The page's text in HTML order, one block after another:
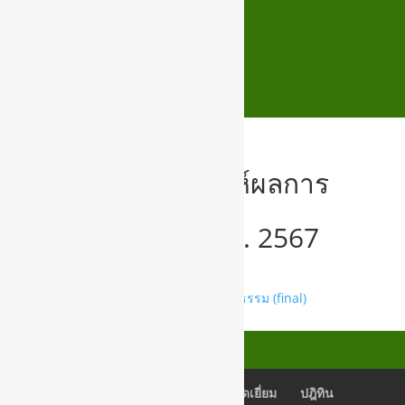
O34 การวิเคราะห์ผลการ
ปีงบประมาณ พ.ศ. 2567
o34 การวิเคราะห์ผลการประเมินคุณธรรม (final)
สมุดเยี่ยม
ปฎิทิน